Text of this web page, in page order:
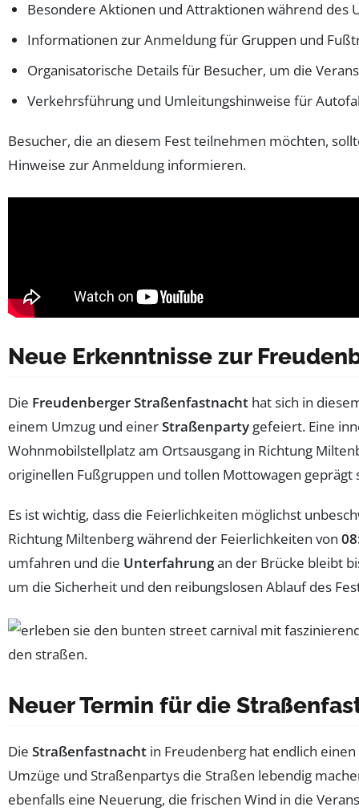
Besondere Aktionen und Attraktionen während des
Informationen zur Anmeldung für Gruppen und
Organisatorische Details für Besucher, um die
Verkehrsführung und Umleitungshinweise für
Besucher, die an diesem Fest teilnehmen möchten,
Hinweise zur Anmeldung informieren.
Neue Erkenntnisse zur
Die Freudenberger Straßenfastnacht hat sich in
einem Umzug und einerStraßenparty gefeiert. Eine
Wohnmobilstellplatz am Ortsausgang in Richtung
originellen Fußgruppen und tollen Mottowagen geprägt
Es ist wichtig, dass die Feierlichkeiten möglichst
Richtung Miltenberg während der Feierlichkeiten von
umfahren und die Unterfahrungan der Brücke bleibt
um die Sicherheit und den reibungslosen Ablauf des
Neuer Termin für die
Die Straßenfastnacht in Freudenberg hat endlich
Umzüge und Straßenpartys die Straßen lebendig
ebenfalls eine Neuerung, die frischen Wind in die